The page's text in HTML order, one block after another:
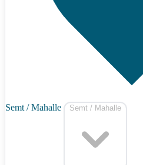
Semt / Mahalle Semt / Mahalle